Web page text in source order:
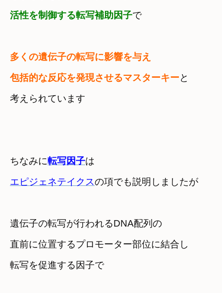
活性を制御する転写補助因子で
多くの遺伝子の転写に影響を与え
包括的な反応を発現させるマスターキーと
考えられています
ちなみに転写因子
エピジェネテイクスの項でも説明しましたが
遺伝子の転写が行われるDNA配列の
直前に位置するプロモーター部位に結合し
転写を促進する因子で